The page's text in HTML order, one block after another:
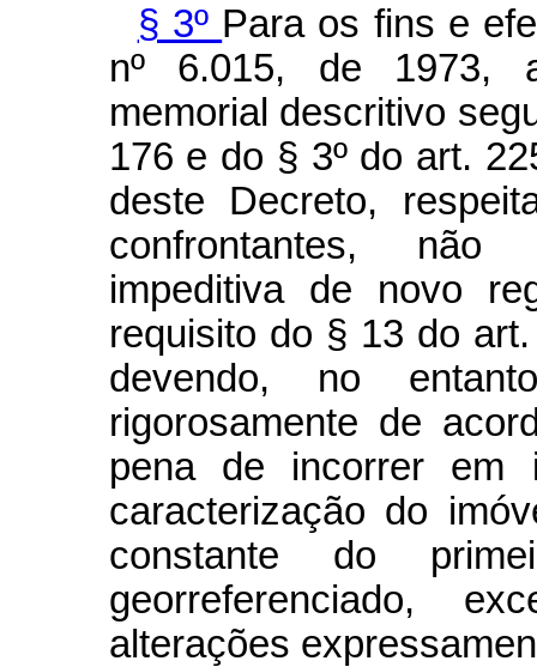
§ 3º Para os fins e
nº 6.015, de 1973,
memorial descritivo
176 e do § 3º do art.
deste Decreto,
confrontantes, não
impeditiva de novo
requisito do § 13 do
devendo, no
rigorosamente de
pena de incorrer em
caracterização do
constante do
georreferenciado,
alterações